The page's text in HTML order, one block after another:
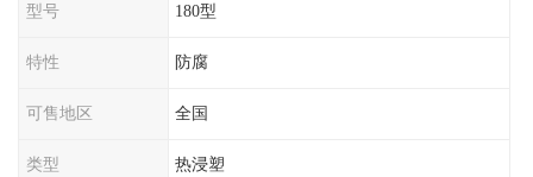
型号 180型
特性 防腐
可售地区 全国
类型 热浸塑